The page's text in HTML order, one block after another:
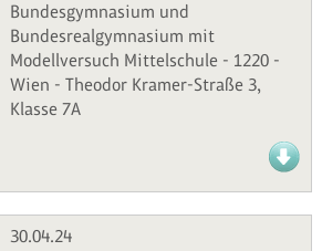
Bundesgymnasium und
Bundesrealgymnasium mit
Modellversuch Mittelschule - 1220 -
Wien - Theodor Kramer-Straße 3,
Klasse 7A
30.04.24